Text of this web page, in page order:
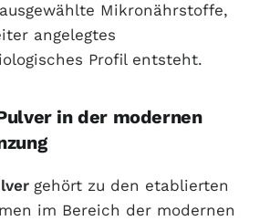
Mikronährstoffe,
angelegtes
Profil entsteht.
in der modernen
gehört zu den etablierten
im Bereich der modernen